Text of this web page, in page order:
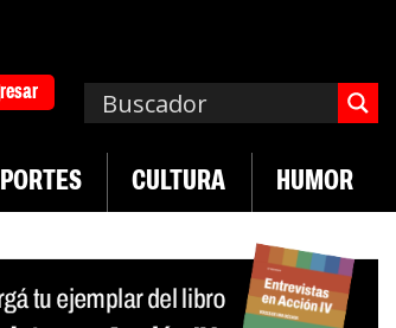
CULTURA HUMOR
| Exportaciones del agro | Crece